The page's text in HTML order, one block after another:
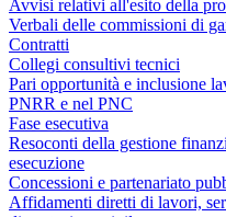
Avvisi relativi all'esito della
Verbali delle commissioni di
Contratti
Collegi consultivi tecnici
Pari opportunità e inclusione
PNRR e nel PNC
Fase esecutiva
Resoconti della gestione
esecuzione
Concessioni e partenariato
Affidamenti diretti di lavori,